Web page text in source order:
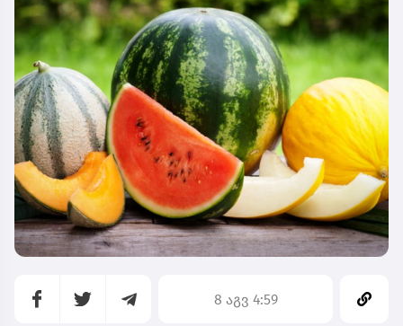
8 აგვ 4:59